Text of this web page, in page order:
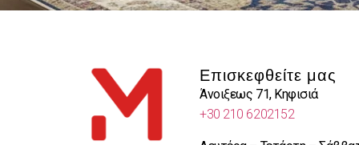
Επισκεφθείτε μας
Άνοιξεως 71, Κηφισιά
+30 210 6202152